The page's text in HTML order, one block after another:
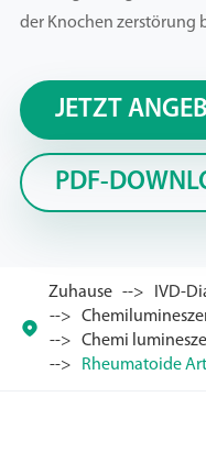
der Knochen zerstörung
JETZT
PDF-

Zuhause
IVD-
Chemi
Rheumatoide